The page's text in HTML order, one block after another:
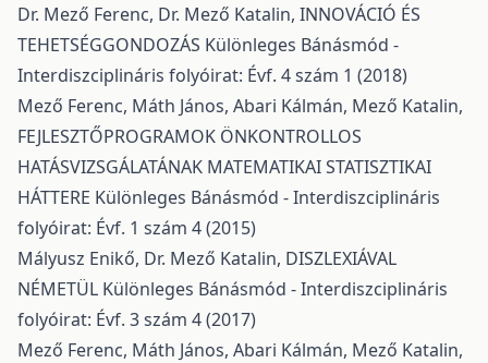
Dr. Mező Ferenc, Dr. Mező Katalin, INNOVÁCIÓ ÉS
TEHETSÉGGONDOZÁS Különleges Bánásmód -
Interdiszciplináris folyóirat: Évf. 4 szám 1 (2018)
Mező Ferenc, Máth János, Abari Kálmán, Mező Katalin,
FEJLESZTŐPROGRAMOK ÖNKONTROLLOS
HATÁSVIZSGÁLATÁNAK MATEMATIKAI STATISZTIKAI
HÁTTERE Különleges Bánásmód - Interdiszciplináris
folyóirat: Évf. 1 szám 4 (2015)
Mályusz Enikő, Dr. Mező Katalin, DISZLEXIÁVAL
NÉMETÜL Különleges Bánásmód - Interdiszciplináris
folyóirat: Évf. 3 szám 4 (2017)
Mező Ferenc, Máth János, Abari Kálmán, Mező Katalin,